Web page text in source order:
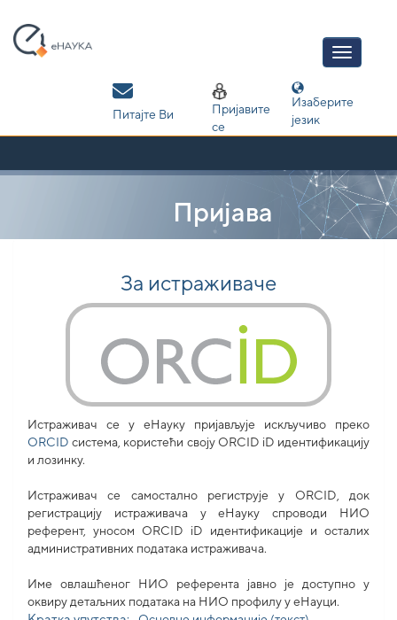
navigation
Питајте Ви
Пријавите
се
Изаберите
језик
Пријава
За истраживаче
Истраживач се у еНауку пријављује искључиво преко
ORCID система, користећи своjу ORCID iD идентификацију
и лозинку.
Истраживач се самостално региструје у ORCID, док
регистрацију истраживача у еНауку спроводи НИО
референт, уносом ORCID iD идентификације и осталих
административних података истраживача.
Име овлашћеног НИО референта јавно је доступно у
оквиру детаљних података на НИО профилу у еНауци.